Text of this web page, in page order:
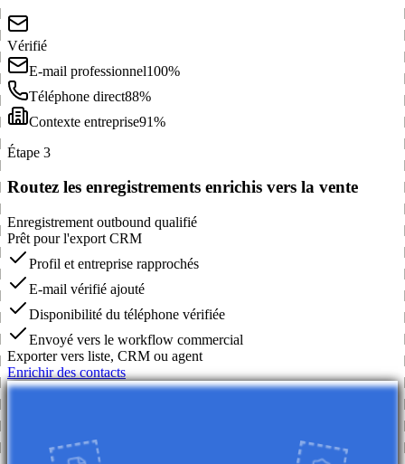
Vérifié
E-mail professionnel100%
Téléphone direct88%
Contexte entreprise91%
Étape 3
Routez les enregistrements enrichis vers la vente
Enregistrement outbound qualifié
Prêt pour l'export CRM
Profil et entreprise rapprochés
E-mail vérifié ajouté
Disponibilité du téléphone vérifiée
Envoyé vers le workflow commercial
Exporter vers liste, CRM ou agent
Enrichir des contacts